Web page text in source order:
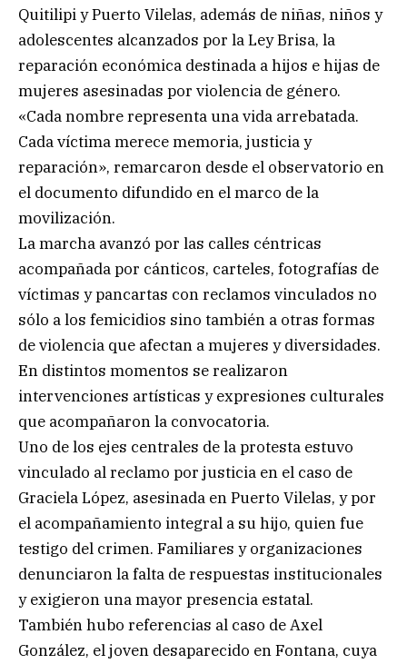
Quitilipi y Puerto Vilelas, además de niñas, niños y
adolescentes alcanzados por la Ley Brisa, la
reparación económica destinada a hijos e hijas de
mujeres asesinadas por violencia de género.
«Cada nombre representa una vida arrebatada.
Cada víctima merece memoria, justicia y
reparación», remarcaron desde el observatorio en
el documento difundido en el marco de la
movilización.
La marcha avanzó por las calles céntricas
acompañada por cánticos, carteles, fotografías de
víctimas y pancartas con reclamos vinculados no
sólo a los femicidios sino también a otras formas
de violencia que afectan a mujeres y diversidades.
En distintos momentos se realizaron
intervenciones artísticas y expresiones culturales
que acompañaron la convocatoria.
Uno de los ejes centrales de la protesta estuvo
vinculado al reclamo por justicia en el caso de
Graciela López, asesinada en Puerto Vilelas, y por
el acompañamiento integral a su hijo, quien fue
testigo del crimen. Familiares y organizaciones
denunciaron la falta de respuestas institucionales
y exigieron una mayor presencia estatal.
También hubo referencias al caso de Axel
González, el joven desaparecido en Fontana, cuya